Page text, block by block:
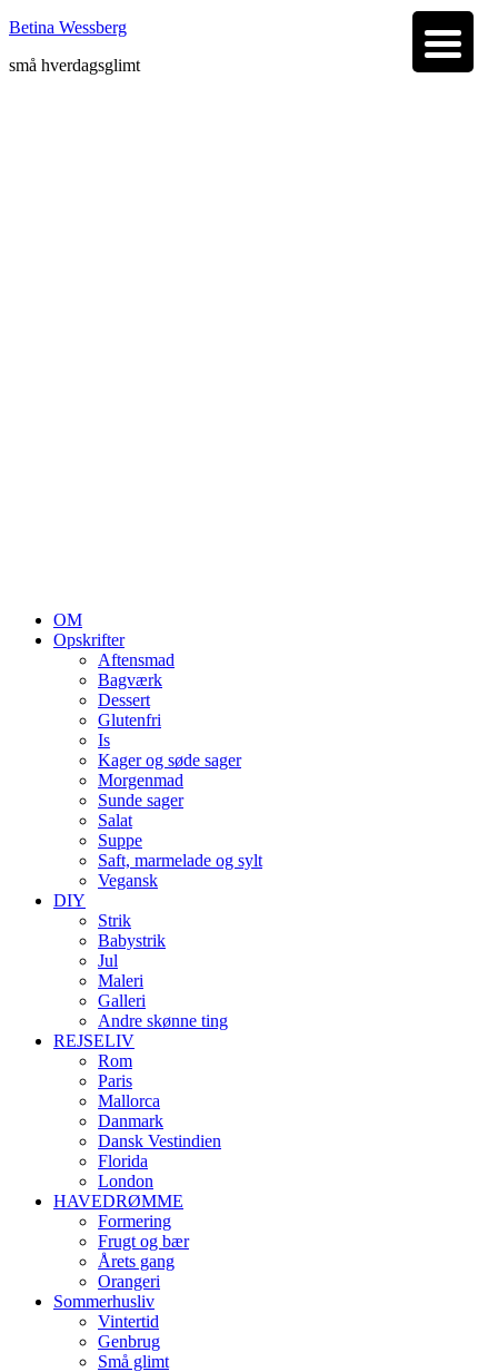
Betina Wessberg
små hverdagsglimt
OM
Opskrifter
Aftensmad
Bagværk
Dessert
Glutenfri
Is
Kager og søde sager
Morgenmad
Sunde sager
Salat
Suppe
Saft, marmelade og sylt
Vegansk
DIY
Strik
Babystrik
Jul
Maleri
Galleri
Andre skønne ting
REJSELIV
Rom
Paris
Mallorca
Danmark
Dansk Vestindien
Florida
London
HAVEDRØMME
Formering
Frugt og bær
Årets gang
Orangeri
Sommerhusliv
Vintertid
Genbrug
Små glimt